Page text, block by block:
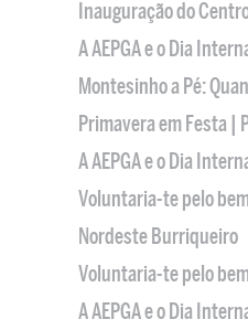
Inauguração do
A AEPGA e o Dia
Montesinho a Pé:
Primavera em Festa |
A AEPGA e o Dia
Voluntaria-te pelo
Nordeste Burriqueiro
Voluntaria-te pelo
A AEPGA e o Dia